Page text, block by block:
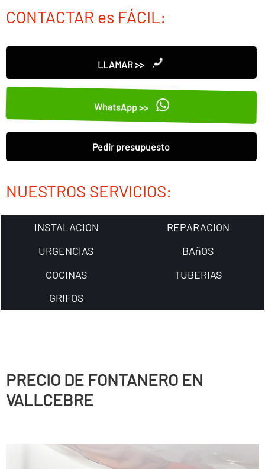
CONTACTAR es FÁCIL:
LLAMAR >>
WhatsApp >>
Pedir presupuesto
NUESTROS SERVICIOS:
INSTALACION
REPARACION
URGENCIAS
BAñOS
COCINAS
TUBERIAS
GRIFOS
PRECIO DE FONTANERO EN
VALLCEBRE